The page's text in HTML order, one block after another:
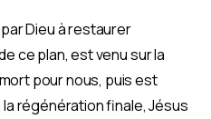
Dieu à restaurer
ce plan, est venu sur la
pour nous, puis est
régénération finale, Jésus